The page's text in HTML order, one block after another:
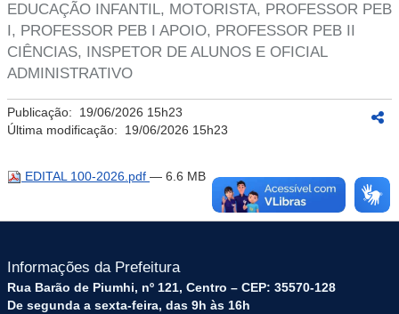
EDUCAÇÃO INFANTIL, MOTORISTA, PROFESSOR PEB
I, PROFESSOR PEB I APOIO, PROFESSOR PEB II
CIÊNCIAS, INSPETOR DE ALUNOS E OFICIAL
ADMINISTRATIVO
Publicação: 19/06/2026 15h23
Última modificação: 19/06/2026 15h23
EDITAL 100-2026.pdf — 6.6 MB
Informações da Prefeitura
Rua Barão de Piumhi, nº 121, Centro – CEP: 35570-128
De segunda a sexta-feira, das 9h às 16h